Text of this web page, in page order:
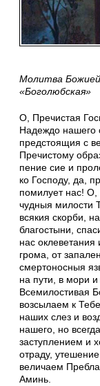
Молитва
«Боголюбская»
О, Пречистая
Надеждо нашего
предстоящия с
Пречистому
пение сие и
ко Господу, да,
помилует нас!
чудныя милости
всякия скорби,
благостыни,
нас
грома, от
смертоносныя
на пути, в мори
Всемилостивая
возсылаем к
наших слез и
нашего, но
заступлением и
отраду,
величаем
Аминь.